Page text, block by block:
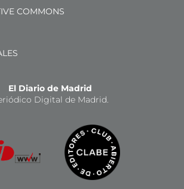
COMMONS
El Diario de Madrid
Digital de Madrid.